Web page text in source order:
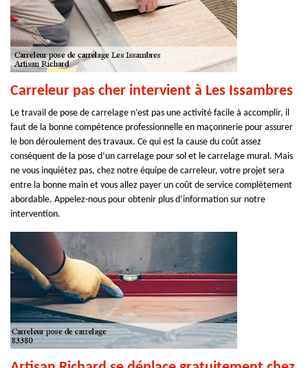
Carreleur pas cher intervient à Les Issambres
Le travail de pose de carrelage n’est pas une activité facile à accomplir, il
faut de la bonne compétence professionnelle en maçonnerie pour assurer
le bon déroulement des travaux. Ce qui est la cause du coût assez
conséquent de la pose d’un carrelage pour sol et le carrelage mural. Mais
ne vous inquiétez pas, chez notre équipe de carreleur, votre projet sera
entre la bonne main et vous allez payer un coût de service complètement
abordable. Appelez-nous pour obtenir plus d’information sur notre
intervention.